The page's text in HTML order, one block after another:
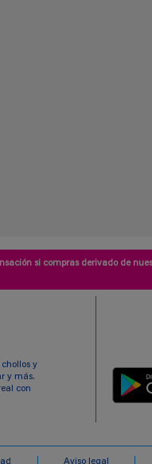
si compras derivado de
y
y más.
con
Aviso legal